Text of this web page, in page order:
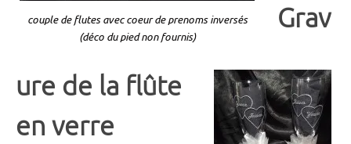
couple de flutes avec coeur de prenoms inversés
(déco du pied non fournis)
Grav
ure de la flûte
en verre